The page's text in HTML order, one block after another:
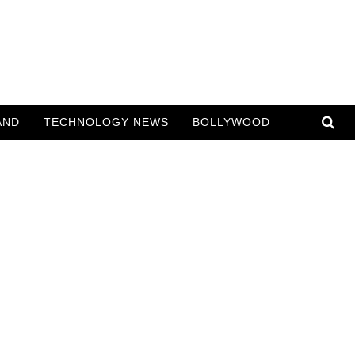
TECHNOLOGY NEWS BOLLYWOOD